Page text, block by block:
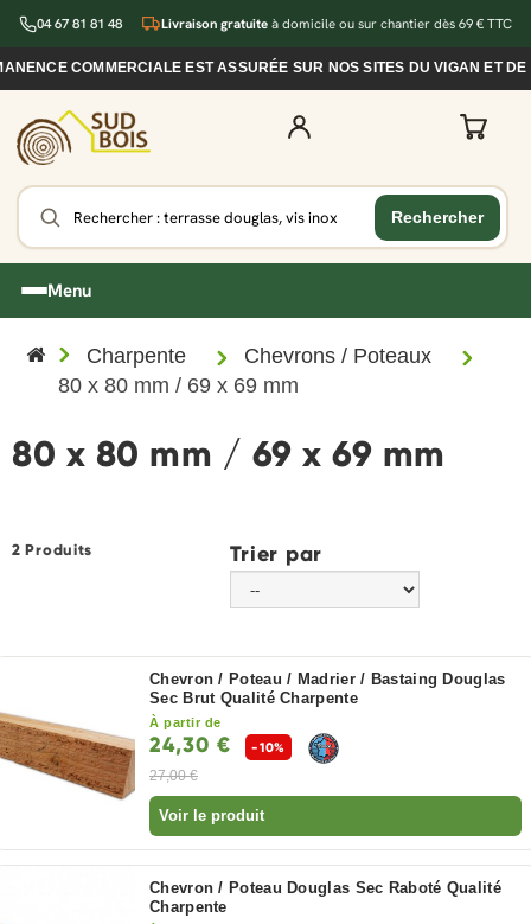
04 67 81 81 48 Livraison gratuite à domicile ou sur chantier dès 69 € TTC
COMMERCIALE EST ASSURÉE SUR NOS SITES DU VIGAN ET
Menu
80 x 80 mm / 69 x 69 mm
Charpente
Chevrons / Poteaux
80 x 80 mm / 69 x 69 mm
2 Produits Trier par
Chevron / Poteau / Madrier / Bastaing Douglas
Sec Brut Qualité Charpente
À partir de
24,30 €
-10%
27,00 €
Voir le produit
Chevron / Poteau Douglas Sec Raboté Qualité
Charpente